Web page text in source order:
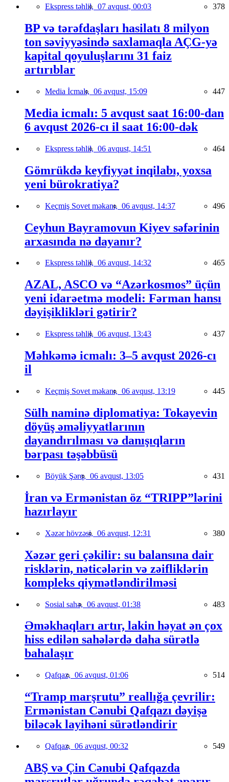
Ekspress təhlil, 07 avqust, 00:03 378
BP və tərəfdaşları hasilatı 8 milyon
ton səviyyəsində saxlamaqla AÇG-yə
kapital qoyuluşlarını 31 faiz
artırıblar
Media İcmalı, 06 avqust, 15:09 447
Media icmalı: 5 avqust saat 16:00-dan
6 avqust 2026-cı il saat 16:00-dək
Ekspress təhlil, 06 avqust, 14:51 464
Gömrükdə keyfiyyət inqilabı, yoxsa
yeni bürokratiya?
Keçmiş Sovet məkanı, 06 avqust, 14:37 496
Ceyhun Bayramovun Kiyev səfərinin
arxasında nə dayanır?
Ekspress təhlil, 06 avqust, 14:32 465
AZAL, ASCO və “Azərkosmos” üçün
yeni idarəetmə modeli: Fərman hansı
dəyişiklikləri gətirir?
Ekspress təhlil, 06 avqust, 13:43 437
Məhkəmə icmalı: 3–5 avqust 2026-cı
il
Keçmiş Sovet məkanı, 06 avqust, 13:19 445
Sülh naminə diplomatiya: Tokayevin
döyüş əməliyyatlarının
dayandırılması və danışıqların
bərpası təşəbbüsü
Böyük Şərq, 06 avqust, 13:05 431
İran və Ermənistan öz “TRIPP”lərini
hazırlayır
Xəzər hövzəsi, 06 avqust, 12:31 380
Xəzər geri çəkilir: su balansına dair
risklərin, nəticələrin və zəifliklərin
kompleks qiymətləndirilməsi
Sosial sahə, 06 avqust, 01:38 483
Əməkhaqları artır, lakin həyat ən çox
hiss edilən sahələrdə daha sürətlə
bahalaşır
Qafqaz, 06 avqust, 01:06 514
“Tramp marşrutu” reallığa çevrilir:
Ermənistan Cənubi Qafqazı dəyişə
biləcək layihəni sürətləndirir
Qafqaz, 06 avqust, 00:32 549
ABŞ və Çin Cənubi Qafqazda